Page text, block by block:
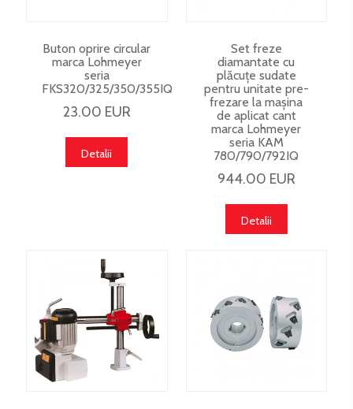
Buton oprire circular
marca Lohmeyer
seria
FKS320/325/350/355IQ
23.00 EUR
Detalii
Set freze
diamantate cu
plăcuțe sudate
pentru unitate pre-
frezare la mașina
de aplicat cant
marca Lohmeyer
seria KAM
780/790/792IQ
944.00 EUR
Detalii